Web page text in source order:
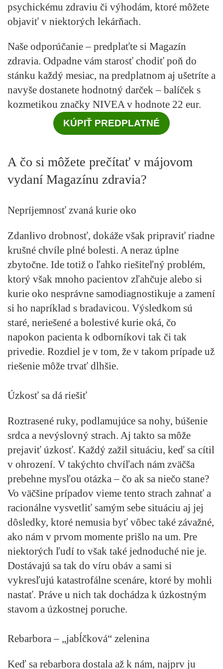
psychickému zdraviu či výhodám, ktoré môžete
objaviť v niektorých lekárňach.
Naše odporúčanie – predplaťte si Magazín
zdravia. Odpadne vám starosť chodiť poň do
stánku každý mesiac, na predplatnom aj ušetríte a
navyše dostanete hodnotný darček – balíček s
kozmetikou značky NIVEA v hodnote 22 eur.
KÚPIŤ PREDPLATNÉ
A čo si môžete prečítať v májovom
vydaní Magazínu zdravia?
Nepríjemnosť zvaná kurie oko
Zdanlivo drobnosť, dokáže však pripraviť riadne
krušné chvíle plné bolesti. A neraz úplne
zbytočne. Ide totiž o ľahko riešiteľný problém,
ktorý však mnoho pacientov zľahčuje alebo si
kurie oko nesprávne samodiagnostikuje a zamení
si ho napríklad s bradavicou. Výsledkom sú
staré, neriešené a bolestivé kurie oká, čo
napokon pacienta k odborníkovi tak či tak
privedie. Rozdiel je v tom, že v takom prípade už
riešenie môže trvať dlhšie.
Úzkosť sa dá riešiť
Roztrasené ruky, podlamujúce sa nohy, búšenie
srdca a nevýslovný strach. Aj takto sa môže
prejaviť úzkosť. Každý zažil situáciu, keď sa cítil
v ohrození. V takýchto chvíľach nám zväčša
prebehne mysľou otázka – čo ak sa niečo stane?
Vo väčšine prípadov vieme tento strach zahnať a
racionálne vysvetliť samým sebe situáciu aj jej
dôsledky, ktoré nemusia byť vôbec také závažné,
ako nám v prvom momente prišlo na um. Pre
niektorých ľudí to však také jednoduché nie je.
Dostávajú sa tak do víru obáv a sami si
vykresľujú katastrofálne scenáre, ktoré by mohli
nastať. Práve u nich tak dochádza k úzkostným
stavom a úzkostnej poruche.
Rebarbora – „jabĺčková“ zelenina
Keď sa rebarbora dostala až k nám, najprv ju